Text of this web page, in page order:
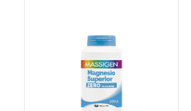
CARRELLO